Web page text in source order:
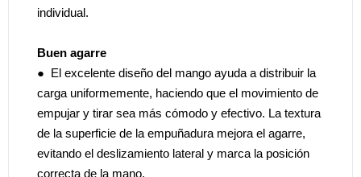
individual.
Buen agarre
● El excelente diseño del mango ayuda a distribuir la
carga uniformemente, haciendo que el movimiento de
empujar y tirar sea más cómodo y efectivo. La textura
de la superficie de la empuñadura mejora el agarre,
evitando el deslizamiento lateral y marca la posición
correcta de la mano.